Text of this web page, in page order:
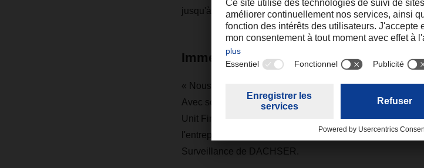
jusqu'à sa nomination au poste de CEO le 1er janvier
Immense expérience
« Nous tenons à remercier Robert Erni pour son travail
Avec son immense expérience et son regard neuf de
Unit Finance, Legal, Tax chez DACHSER et a donné
l'entreprise au sein du Conseil Exécutif », déclare
Surveillance de DACHSER.